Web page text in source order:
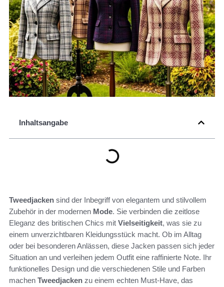
Inhaltsangabe
Tweedjacken sind der Inbegriff von elegantem und stilvollem
Zubehör in der modernen Mode. Sie verbinden die zeitlose
Eleganz des britischen Chics mit Vielseitigkeit, was sie zu
einem unverzichtbaren Kleidungsstück macht. Ob im Alltag
oder bei besonderen Anlässen, diese Jacken passen sich jeder
Situation an und verleihen jedem Outfit eine raffinierte Note. Ihr
funktionelles Design und die verschiedenen Stile und Farben
machen Tweedjacken zu einem echten Must-Have, das